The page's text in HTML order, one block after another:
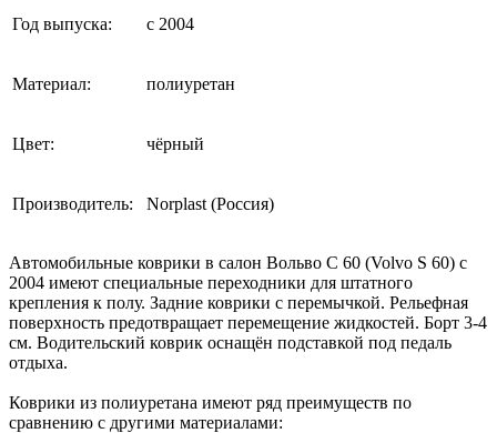
Год выпуска: с 2004
Материал: полиуретан
Цвет: чёрный
Производитель: Norplast (Россия)
Автомобильные коврики в салон Вольво С 60 (Volvo S 60) с
2004 имеют специальные переходники для штатного
крепления к полу. Задние коврики с перемычкой. Рельефная
поверхность предотвращает перемещение жидкостей. Борт 3-4
см. Водительский коврик оснащён подставкой под педаль
отдыха.
Коврики из полиуретана имеют ряд преимуществ по
сравнению с другими материалами: